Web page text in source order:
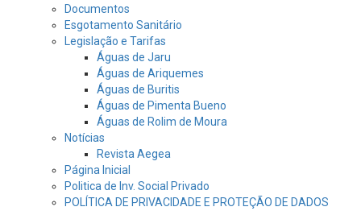
Documentos
Esgotamento Sanitário
Legislação e Tarifas
Águas de Jaru
Águas de Ariquemes
Águas de Buritis
Águas de Pimenta Bueno
Águas de Rolim de Moura
Notícias
Revista Aegea
Página Inicial
Politica de Inv. Social Privado
POLÍTICA DE PRIVACIDADE E PROTEÇÃO DE DADOS